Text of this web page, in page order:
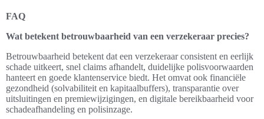
FAQ
Wat betekent betrouwbaarheid van een verzekeraar precies?
Betrouwbaarheid betekent dat een verzekeraar consistent en eerlijk
schade uitkeert, snel claims afhandelt, duidelijke polisvoorwaarden
hanteert en goede klantenservice biedt. Het omvat ook financiële
gezondheid (solvabiliteit en kapitaalbuffers), transparantie over
uitsluitingen en premiewijzigingen, en digitale bereikbaarheid voor
schadeafhandeling en polisinzage.